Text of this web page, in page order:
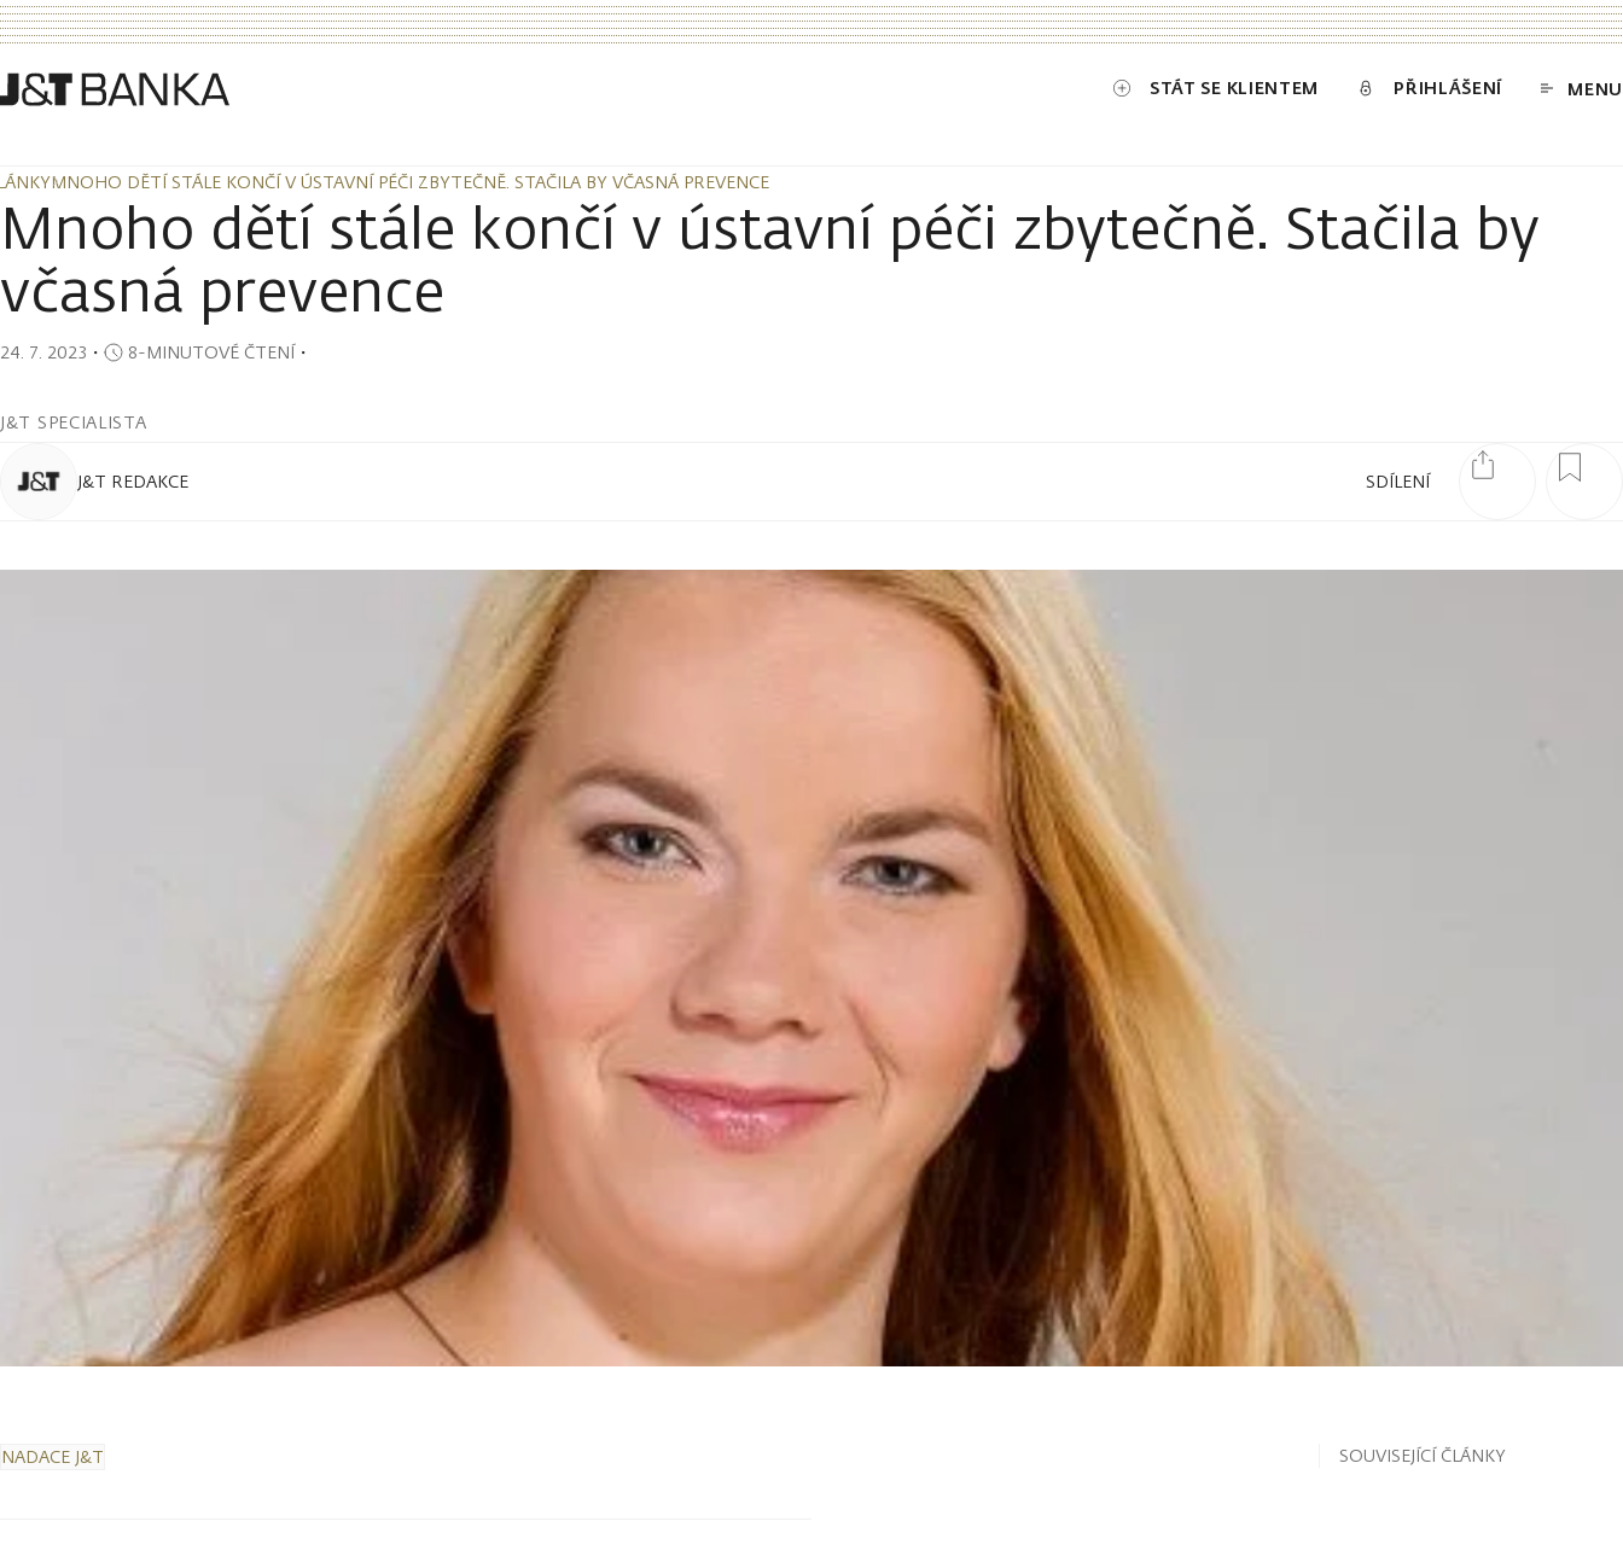
STÁT SE KLIENTEM PŘIHLÁŠENÍ MENU
MNOHO DĚTÍ STÁLE KONČÍ V ÚSTAVNÍ PÉČI ZBYTEČNĚ. STAČILA BY VČASNÁ PREVENCE
MNOHO DĚTÍ STÁLE KONČÍ V ÚSTAVNÍ PÉČI ZBYTEČNĚ. STAČILA BY VČASNÁ PREVENCE
Mnoho dětí stále končí v ústavní péči zbytečně. Stačila by
včasná prevence
24. 7. 2023 ・ 8-MINUTOVÉ ČTENÍ・
J&T SPECIALISTA
SDÍLENÍ
J&T REDAKCE
NADACE J&T SOUVISEJÍCÍ ČLÁNKY